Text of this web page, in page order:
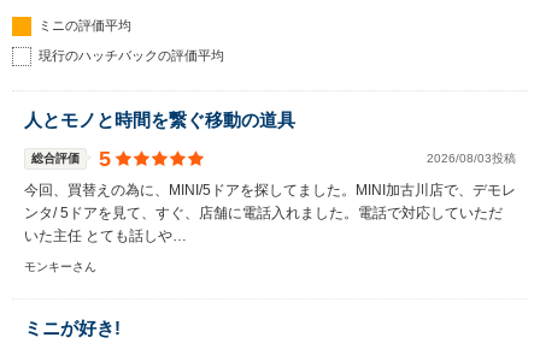
ミニの評価平均
現行のハッチバックの評価平均
人とモノと時間を繋ぐ移動の道具
総合評価 5 2026/08/03投稿
今回、買替えの為に、MINI/5ドアを探してました。MINI加古川店で、デモレ
ンタ/ 5ドアを見て、すぐ、店舗に電話入れました。電話で対応していただ
いた主任 とても話しや…
モンキーさん
ミニが好き!